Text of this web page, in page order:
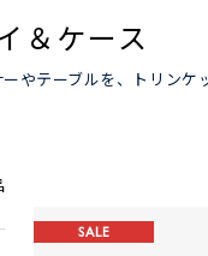
＆ケース
やテーブルを、トリンケ
SALE